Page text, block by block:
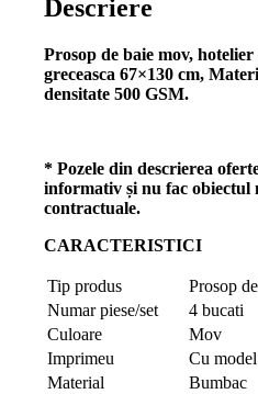
Descriere
Prosop de baie mov,
greceasca 67×130 cm,
densitate 500 GSM.
* Pozele din descrierea
informativ și nu fac obiectul
contractuale.
CARACTERISTICI
Tip produs
Prosop
Numar piese/set
4 bucati
Culoare
Mov
Imprimeu
Cu
Material
Bumbac